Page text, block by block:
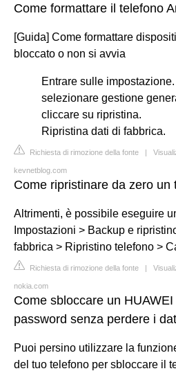
Come formattare il telefono
[Guida] Come formattare
bloccato o non si avvia
Entrare sulle impostazione.
selezionare gestione
cliccare su ripristina.
Ripristina dati di fabbrica.
Richiesta di rimozione della fonte |
kevnetblog.com
Come ripristinare da zero un
Altrimenti, è possibile eseguire
Impostazioni > Backup e
fabbrica > Ripristino telefono >
Richiesta di rimozione della fonte |
nokia.com
Come sbloccare un
password senza perdere i
Puoi persino utilizzare la
del tuo telefono per sbloccare il